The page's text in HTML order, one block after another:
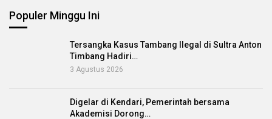
Populer Minggu Ini
Tersangka Kasus Tambang Ilegal di Sultra Anton
Timbang Hadiri…
3 Agustus 2026
Digelar di Kendari, Pemerintah bersama
Akademisi Dorong…